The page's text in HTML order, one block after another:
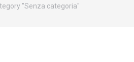
"Senza categoria"